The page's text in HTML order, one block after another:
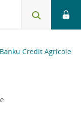
Credit Agricole